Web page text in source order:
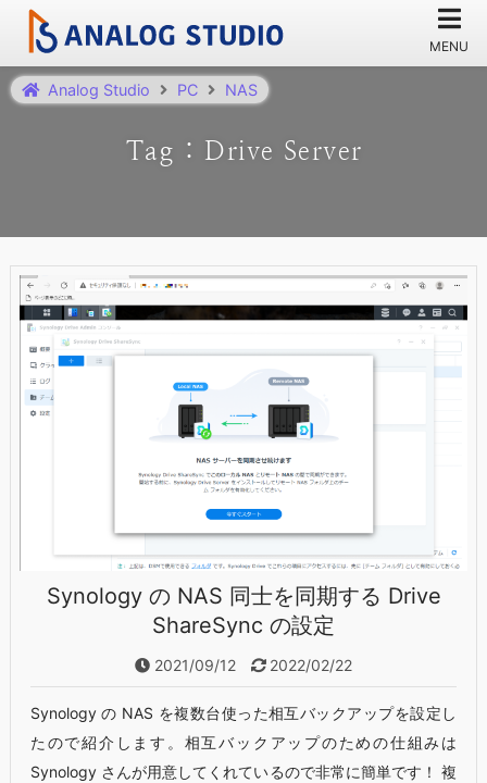
Tag : Drive Server
Analog Studio PC NAS
Synology の NAS 同士を同期する Drive
ShareSync の設定
2021/09/12 2022/02/22
Synology の NAS を複数台使った相互バックアップを設定し
たので紹介します。相互バックアップのための仕組みは
Synology さんが用意してくれているので非常に簡単です！ 複